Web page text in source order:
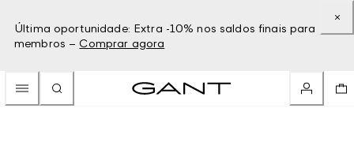
Última oportunidade: Extra -10% nos saldos finais para
membros – Comprar agora